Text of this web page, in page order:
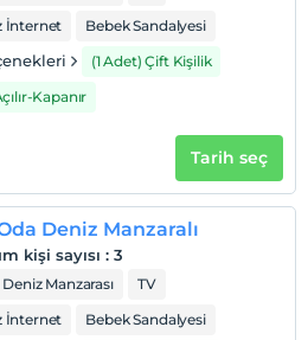
İnternet
Bebek Sandalyesi
(1 Adet) Çift Kişilik
Kapanır
Tarih seç
Deniz Manzaralı
kişi sayısı : 3
Deniz Manzarası
TV
İnternet
Bebek Sandalyesi